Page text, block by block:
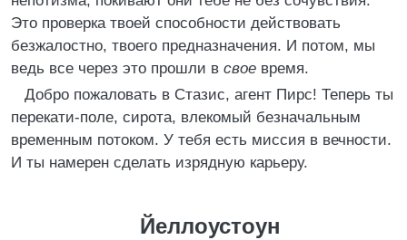
Это проверка твоей способности действовать
безжалостно, твоего предназначения. И потом, мы
ведь все через это прошли в свое время.
Добро пожаловать в Стазис, агент Пирс! Теперь ты
перекати-поле, сирота, влекомый безначальным
временным потоком. У тебя есть миссия в вечности.
И ты намерен сделать изрядную карьеру.
Йеллоустоун